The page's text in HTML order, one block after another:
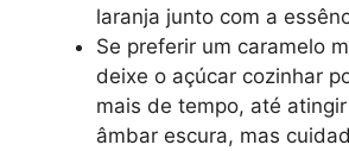
laranja junto com a
Se preferir um caramelo
deixe o açúcar cozinhar
mais de tempo, até
âmbar escura, mas